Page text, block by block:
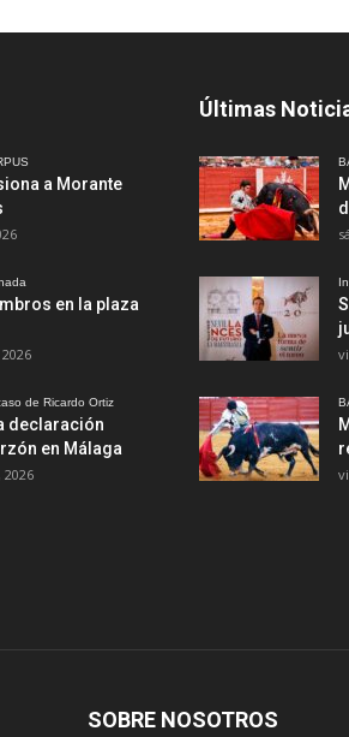
a Morante
en la plaza
de Ricardo Ortiz
declaración
en Málaga
Últimas
SOBRE NOSOTROS